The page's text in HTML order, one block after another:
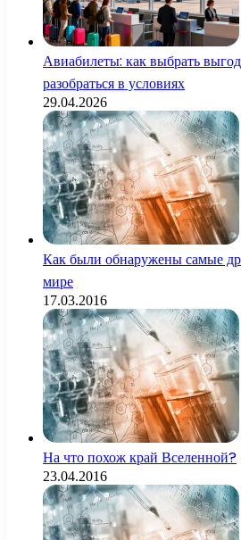
Авиабилеты: как выбрать
разобраться в условиях
29.04.2026
Как были обнаружены самые
мире
17.03.2016
На что похож край Вселенной?
23.04.2016